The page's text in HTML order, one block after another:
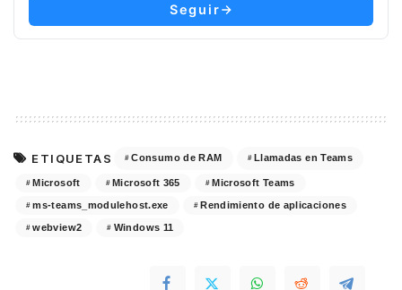
Seguir
ETIQUETAS Consumo de RAM Llamadas en Teams
Microsoft Microsoft 365 Microsoft Teams
ms-teams_modulehost.exe Rendimiento de aplicaciones
webview2 Windows 11